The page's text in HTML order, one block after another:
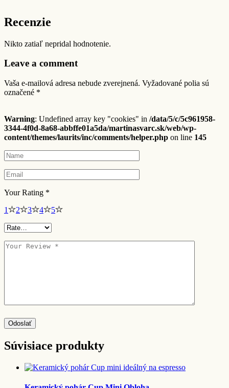
Recenzie
Nikto zatiaľ nepridal hodnotenie.
Leave a comment
Vaša e-mailová adresa nebude zverejnená. Vyžadované polia sú
označené *
Warning: Undefined array key "cookies" in /data/5/c/5c961958-
3344-4f0d-8a68-abbffe01a5da/martinasvarc.sk/web/wp-
content/themes/laurits/inc/comments/helper.php on line 145
Your Rating *
1
2 3 4 5
Odoslať
Súvisiace produkty